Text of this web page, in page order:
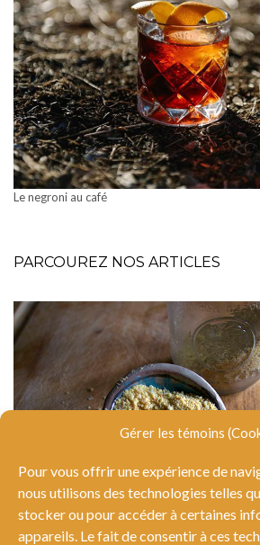
Gérer les témoins
Pour vous offrir une expérience de
nous utilisons des technologies telles
stocker ou pour accéder à certaines
appareils. Le fait de consentir à ces
Le negroni au café
PARCOUREZ NOS ARTICLES